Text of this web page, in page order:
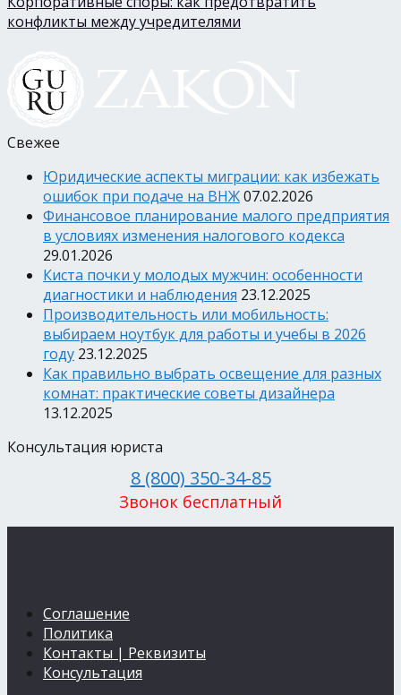
конфликты между учредителями
Свежее
Юридические аспекты миграции: как избежать
ошибок при подаче на ВНЖ07.02.2026
Финансовое планирование малого предприятия
в условиях изменения налогового кодекса
29.01.2026
Киста почки у молодых мужчин: особенности
диагностики и наблюдения 23.12.2025
Производительность или мобильность:
выбираем ноутбук для работы и учебы в 2026
году 23.12.2025
Как правильно выбрать освещение для разных
комнат: практические советы дизайнера
13.12.2025
Консультация юриста
8 (800) 350-34-85
Звонок бесплатный
Соглашение
Политика
Контакты | Реквизиты
Консультация